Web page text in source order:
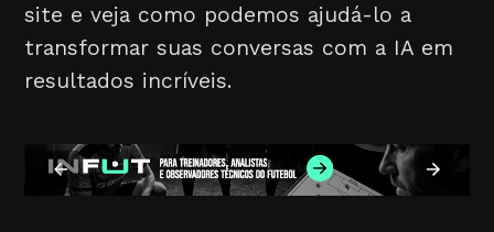
site e veja como podemos ajudá-lo a
transformar suas conversas com a IA em
resultados incríveis.